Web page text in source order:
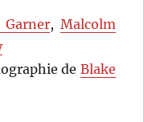
Garner, Malcolm
de Blake